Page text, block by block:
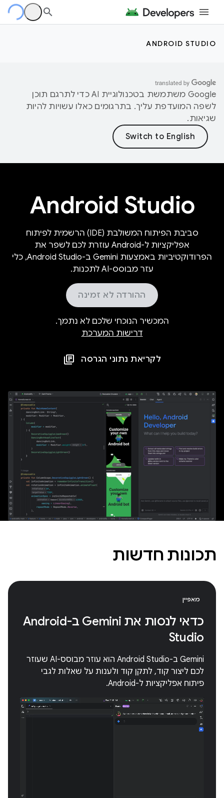
ANDROID STUDIO
‫Google משתמשת בטכנולוגיית AI כדי לתרגם תוכן
לשפה המועדפת עליך. בתרגומים כאלו עשויות להיות
שגיאות.
Android Studio
סביבת הפיתוח המשולבת (IDE) הרשמית לפיתוח
אפליקציות ל-Android עוזרת לכם לשפר את
הפרודוקטיביות באמצעות Gemini ב-Android Studio, כלי
עזר מבוסס-AI לתכנות.
ההורדה לא זמינה
המכשיר הנוכחי שלכם לא נתמך.
דרישות המערכת
לקריאת נתוני הגרסה
תכונות חדשות
מאפיין
כדאי לנסות את Gemini ב-Android
Studio
‫Gemini ב-Android Studio הוא עוזר מבוסס-AI שעוזר
לכם ליצור קוד, לתקן קוד ולענות על שאלות לגבי
פיתוח אפליקציות ל-Android.